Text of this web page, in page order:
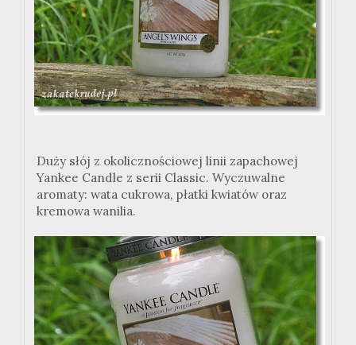
Duży słój z okolicznościowej linii zapachowej
Yankee Candle z serii Classic. Wyczuwalne
aromaty: wata cukrowa, płatki kwiatów oraz
kremowa wanilia.